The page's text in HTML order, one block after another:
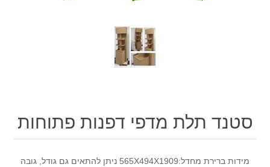
סטנד תלת מדפי דפנות פתוחות
מידות ברירת מחדל:565X494X1909 ניתן להתאים גם גודל, גובה